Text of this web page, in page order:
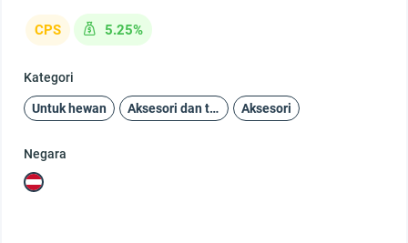
CPS 5.25%
Kategori
Untuk hewan Aksesori dan tambahan Aksesori
Negara